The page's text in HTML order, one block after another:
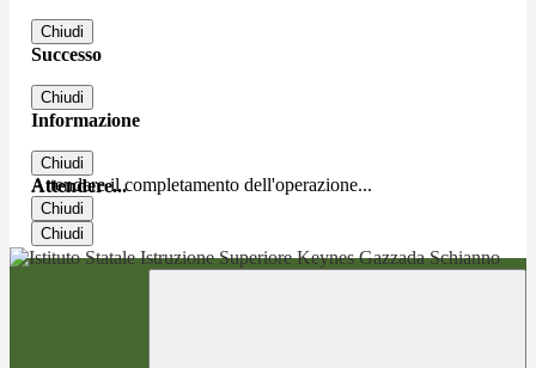
Chiudi
Successo
Chiudi
Informazione
Chiudi
Attendere...
Attendere il completamento dell'operazione...
Chiudi
Chiudi